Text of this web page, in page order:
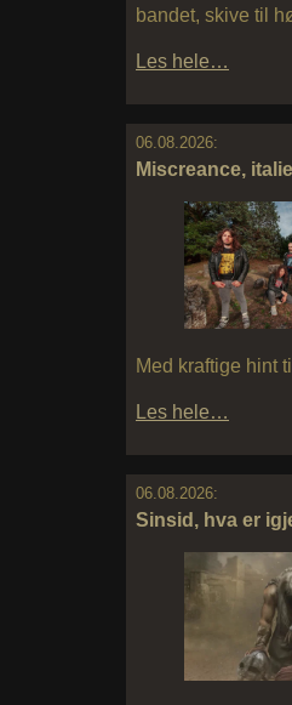
bandet, skive til
Les hele…
06.08.2026:
Miscreance,
Med kraftige hint
Les hele…
06.08.2026:
Sinsid, hva er